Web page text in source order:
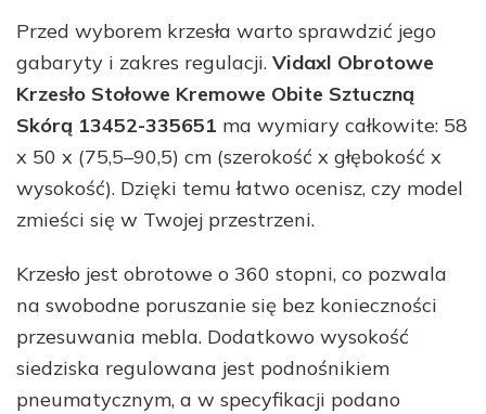
Przed wyborem krzesła warto sprawdzić jego
gabaryty i zakres regulacji. Vidaxl Obrotowe
Krzesło Stołowe Kremowe Obite Sztuczną
Skórą 13452-335651 ma wymiary całkowite: 58
x 50 x (75,5–90,5) cm (szerokość x głębokość x
wysokość). Dzięki temu łatwo ocenisz, czy model
zmieści się w Twojej przestrzeni.
Krzesło jest obrotowe o 360 stopni, co pozwala
na swobodne poruszanie się bez konieczności
przesuwania mebla. Dodatkowo wysokość
siedziska regulowana jest podnośnikiem
pneumatycznym, a w specyfikacji podano